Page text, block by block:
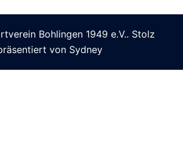
Bohlingen 1949 e.V.. Stolz
von Sydney